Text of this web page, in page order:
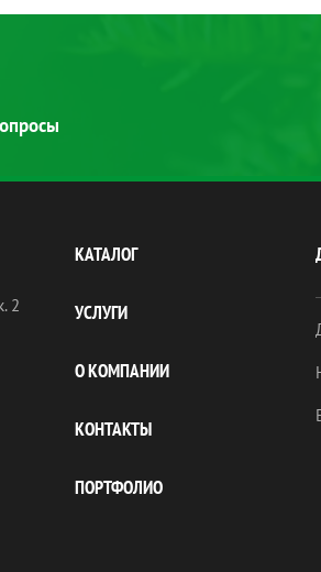
2
КАТАЛОГ
УСЛУГИ
О КОМПАНИИ
КОНТАКТЫ
ПОРТФОЛИО